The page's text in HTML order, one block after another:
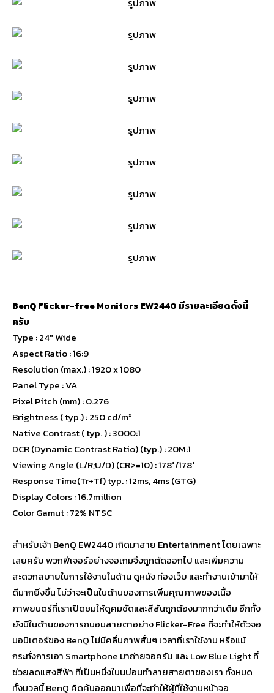
BenQ Flicker-free Monitors EW2440 มีรายละเอียดดั้งนี้
ครับ
Type : 24″ Wide
Aspect Ratio : 16:9
Resolution (max.) : 1920 x 1080
Panel Type : VA
Pixel Pitch (mm) : 0.276
Brightness ( typ.) : 250 cd/m²
Native Contrast ( typ. ) : 3000:1
DCR (Dynamic Contrast Ratio) (typ.) : 20M:1
Viewing Angle (L/R;U/D) (CR>=10) : 178°/178°
Response Time(Tr+Tf) typ. : 12ms, 4ms (GTG)
Display Colors : 16.7million
Color Gamut : 72% NTSC
สำหรับเจ้า BenQ EW2440 เกิดมาสาย Entertainment โดยเฉพาะ
เลยครับ พวกฟีเจอร์อย่างจอเกมจึงถูกตัดออกไป และเพิ่มความ
สะดวกสบายในการใช้งานในด้าน ดูหนัง ท่องเว็บ และทำงานเข้ามาให้
ดีมากยิ่งขึ้น ไม่ว่าจะเป็นในด้านของการเพิ่มคุณภาพของเนื้อ
ภาพยนตร์ที่เราเปิดชมให้ดูคมชัดและสีสันถูกต้องมากกว่าเดิม อีกทั้ง
ยังมีในด้านของการถนอมสายตาอย่าง Flicker-Free ที่จะทำให้ตัวจอ
มอนิเตอร์ของ BenQ ไม่มีคลื่นภาพสั่นๆ เวลาที่เราใช้งาน หรือแม้
กระทั่งการเอา Smartphone มาถ่ายจอครับ และ Low Blue Light ที่
ช่วยลดแสงสีฟ้า ที่เป็นหนึ่งในนบ่อนทำลายสายตาของเรา ทั้งหมด
ทั้งมวลนี้ BenQ คิดค้นออกมาเพื่อที่จะทำให้ผู้ที่ใช้งานหน้าจอ